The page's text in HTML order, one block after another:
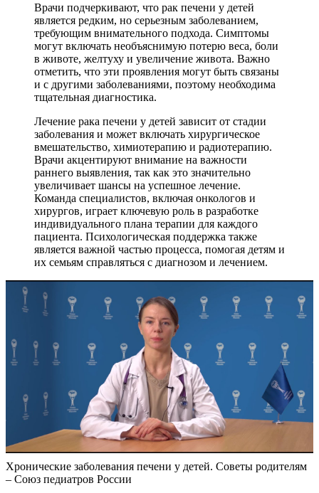
Врачи подчеркивают, что рак печени у детей
является редким, но серьезным заболеванием,
требующим внимательного подхода. Симптомы
могут включать необъяснимую потерю веса, боли
в животе, желтуху и увеличение живота. Важно
отметить, что эти проявления могут быть связаны
и с другими заболеваниями, поэтому необходима
тщательная диагностика.
Лечение рака печени у детей зависит от стадии
заболевания и может включать хирургическое
вмешательство, химиотерапию и радиотерапию.
Врачи акцентируют внимание на важности
раннего выявления, так как это значительно
увеличивает шансы на успешное лечение.
Команда специалистов, включая онкологов и
хирургов, играет ключевую роль в разработке
индивидуального плана терапии для каждого
пациента. Психологическая поддержка также
является важной частью процесса, помогая детям и
их семьям справляться с диагнозом и лечением.
Хронические заболевания печени у детей. Советы родителям
– Союз педиатров России